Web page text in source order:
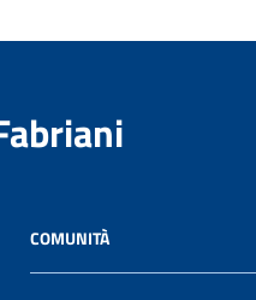
COMUNITÀ